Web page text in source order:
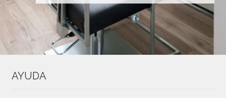
AYUDA